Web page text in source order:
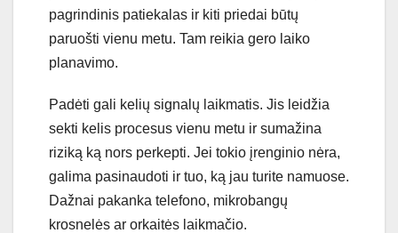
pagrindinis patiekalas ir kiti priedai būtų
paruošti vienu metu. Tam reikia gero laiko
planavimo.
Padėti gali kelių signalų laikmatis. Jis leidžia
sekti kelis procesus vienu metu ir sumažina
riziką ką nors perkepti. Jei tokio įrenginio nėra,
galima pasinaudoti ir tuo, ką jau turite namuose.
Dažnai pakanka telefono, mikrobangų
krosnelės ar orkaitės laikmačio.